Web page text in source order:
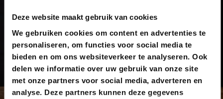
Deze website maakt gebruik van cookies
We gebruiken cookies om content en advertenties te
personaliseren, om functies voor social media te
bieden en om ons websiteverkeer te analyseren. Ook
delen we informatie over uw gebruik van onze site
met onze partners voor social media, adverteren en
analyse. Deze partners kunnen deze gegevens